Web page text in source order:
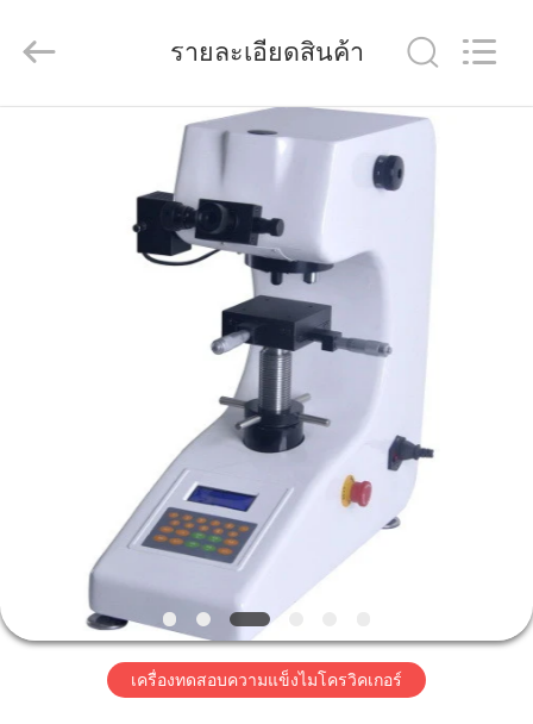
ทัวร์
โรงงาน
Technology
รายละเอียดสินค้า
เครื่องทดสอบความแข็งไมโครวิคเกอร์